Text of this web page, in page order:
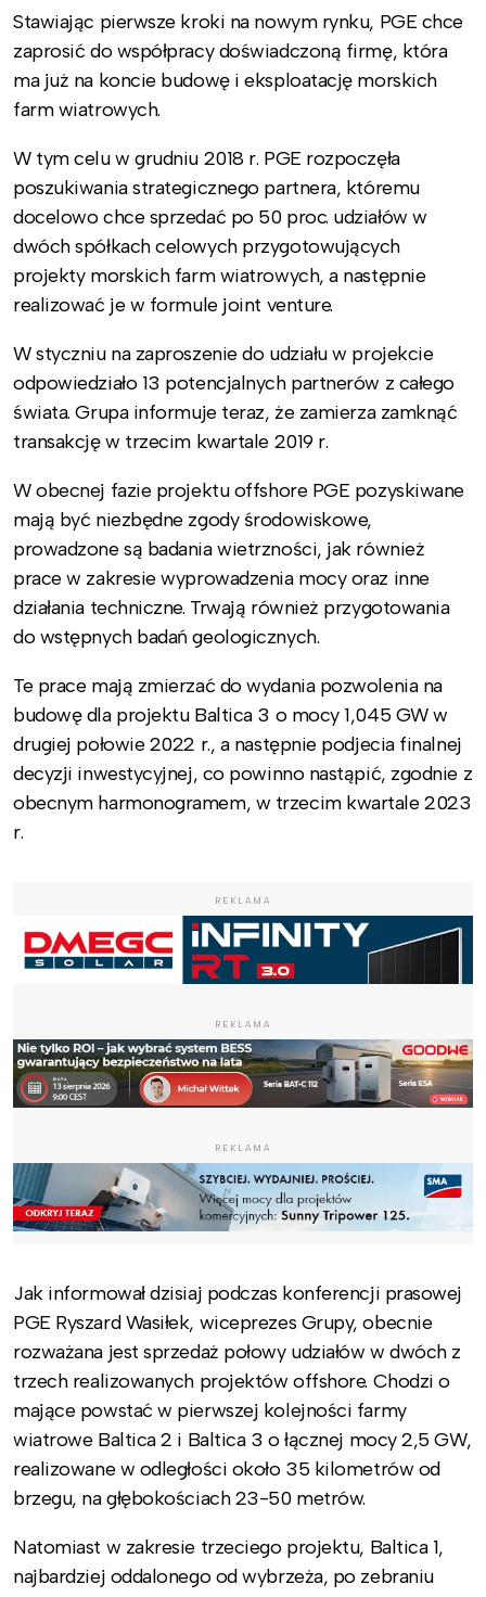
Stawiając pierwsze kroki na nowym rynku, PGE chce
zaprosić do współpracy doświadczoną firmę, która
ma już na koncie budowę i eksploatację morskich
farm wiatrowych.
W tym celu w grudniu 2018 r. PGE rozpoczęła
poszukiwania strategicznego partnera, któremu
docelowo chce sprzedać po 50 proc. udziałów w
dwóch spółkach celowych przygotowujących
projekty morskich farm wiatrowych, a następnie
realizować je w formule joint venture.
W styczniu na zaproszenie do udziału w projekcie
odpowiedziało 13 potencjalnych partnerów z całego
świata. Grupa informuje teraz, że zamierza zamknąć
transakcję w trzecim kwartale 2019 r.
W obecnej fazie projektu offshore PGE pozyskiwane
mają być niezbędne zgody środowiskowe,
prowadzone są badania wietrzności, jak również
prace w zakresie wyprowadzenia mocy oraz inne
działania techniczne. Trwają również przygotowania
do wstępnych badań geologicznych.
Te prace mają zmierzać do wydania pozwolenia na
budowę dla projektu Baltica 3 o mocy 1,045 GW w
drugiej połowie 2022 r., a następnie podjecia finalnej
decyzji inwestycyjnej, co powinno nastąpić, zgodnie z
obecnym harmonogramem, w trzecim kwartale 2023
r.
REKLAMA
REKLAMA
REKLAMA
Jak informował dzisiaj podczas konferencji prasowej
PGE Ryszard Wasiłek, wiceprezes Grupy, obecnie
rozważana jest sprzedaż połowy udziałów w dwóch z
trzech realizowanych projektów offshore. Chodzi o
mające powstać w pierwszej kolejności farmy
wiatrowe Baltica 2 i Baltica 3 o łącznej mocy 2,5 GW,
realizowane w odległości około 35 kilometrów od
brzegu, na głębokościach 23-50 metrów.
Natomiast w zakresie trzeciego projektu, Baltica 1,
najbardziej oddalonego od wybrzeża, po zebraniu